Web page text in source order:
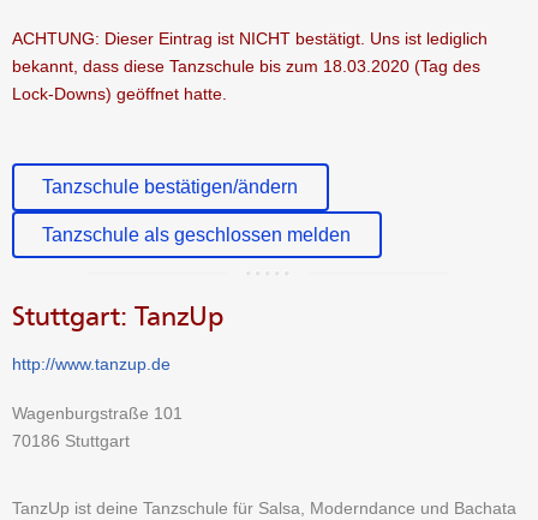
ACHTUNG: Dieser Eintrag ist NICHT bestätigt. Uns ist lediglich
bekannt, dass diese Tanzschule bis zum 18.03.2020 (Tag des
Lock-Downs) geöffnet hatte.
Tanzschule bestätigen/ändern
Tanzschule als geschlossen melden
Stuttgart: TanzUp
http://www.tanzup.de
Wagenburgstraße 101
70186 Stuttgart
TanzUp ist deine Tanzschule für Salsa, Moderndance und Bachata